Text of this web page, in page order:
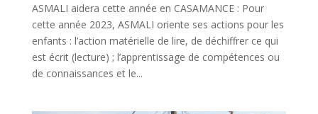
ASMALI aidera cette année en CASAMANCE : Pour
cette année 2023, ASMALI oriente ses actions pour les
enfants : l’action matérielle de lire, de déchiffrer ce qui
est écrit (lecture) ; l’apprentissage de compétences ou
de connaissances et le...